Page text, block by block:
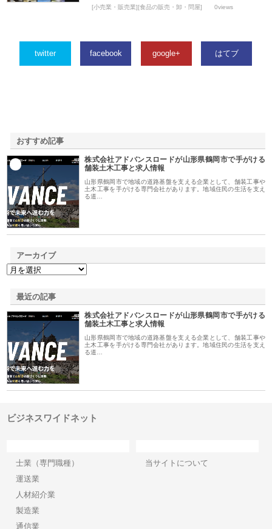
[小売業・販売業][食品の販売・卸・問屋] 0views
twitter facebook google+ はてブ
おすすめ記事
株式会社アドバンスロードが山形県鶴岡市で手がける
舗装土木工事と求人情報
山形県鶴岡市で地域の道路基盤を支える企業として、舗装工事や
土木工事を手がける専門会社があります。地域住民の生活を支え
る道…
アーカイブ
最近の記事
株式会社アドバンスロードが山形県鶴岡市で手がける
舗装土木工事と求人情報
山形県鶴岡市で地域の道路基盤を支える企業として、舗装工事や
土木工事を手がける専門会社があります。地域住民の生活を支え
る道…
ビジネスワイドネット
士業（専門職種）
運送業
人材紹介業
製造業
通信業
当サイトについて